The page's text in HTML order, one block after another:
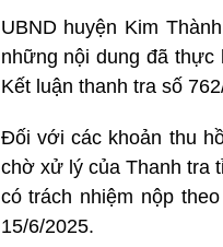
UBND huyện Kim
những nội dung đã
Kết luận thanh tra số
Đối với các khoản thu
chờ xử lý của Thanh tra
có trách nhiệm nộp
15/6/2025.